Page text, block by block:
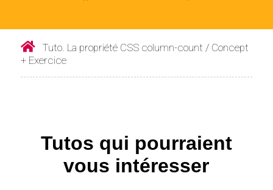
Tuto. La propriété CSS column-count / Concept
+ Exercice
Tutos qui pourraient
vous intéresser